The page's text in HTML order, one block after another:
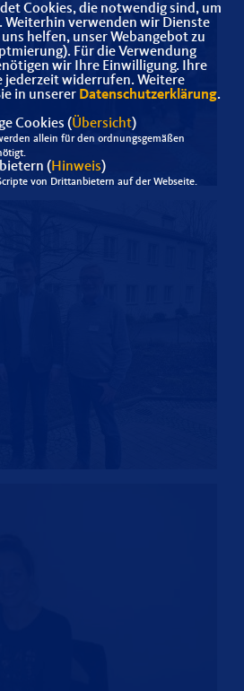
Cookies, die notwendig sind, um
Weiterhin verwenden wir Dienste
helfen, unser Webangebot zu
Für die Verwendung
wir Ihre Einwilligung. Ihre
jederzeit widerrufen. Weitere
in unserer Datenschutzerklärung.
Cookies (Übersicht)
allein für den ordnungsgemäßen
( Hinweis)
von Drittanbietern auf der Webseite.